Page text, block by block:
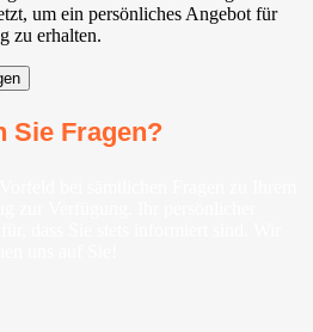
um ein persönliches Angebot für
zu erhalten.
Sie Fragen?